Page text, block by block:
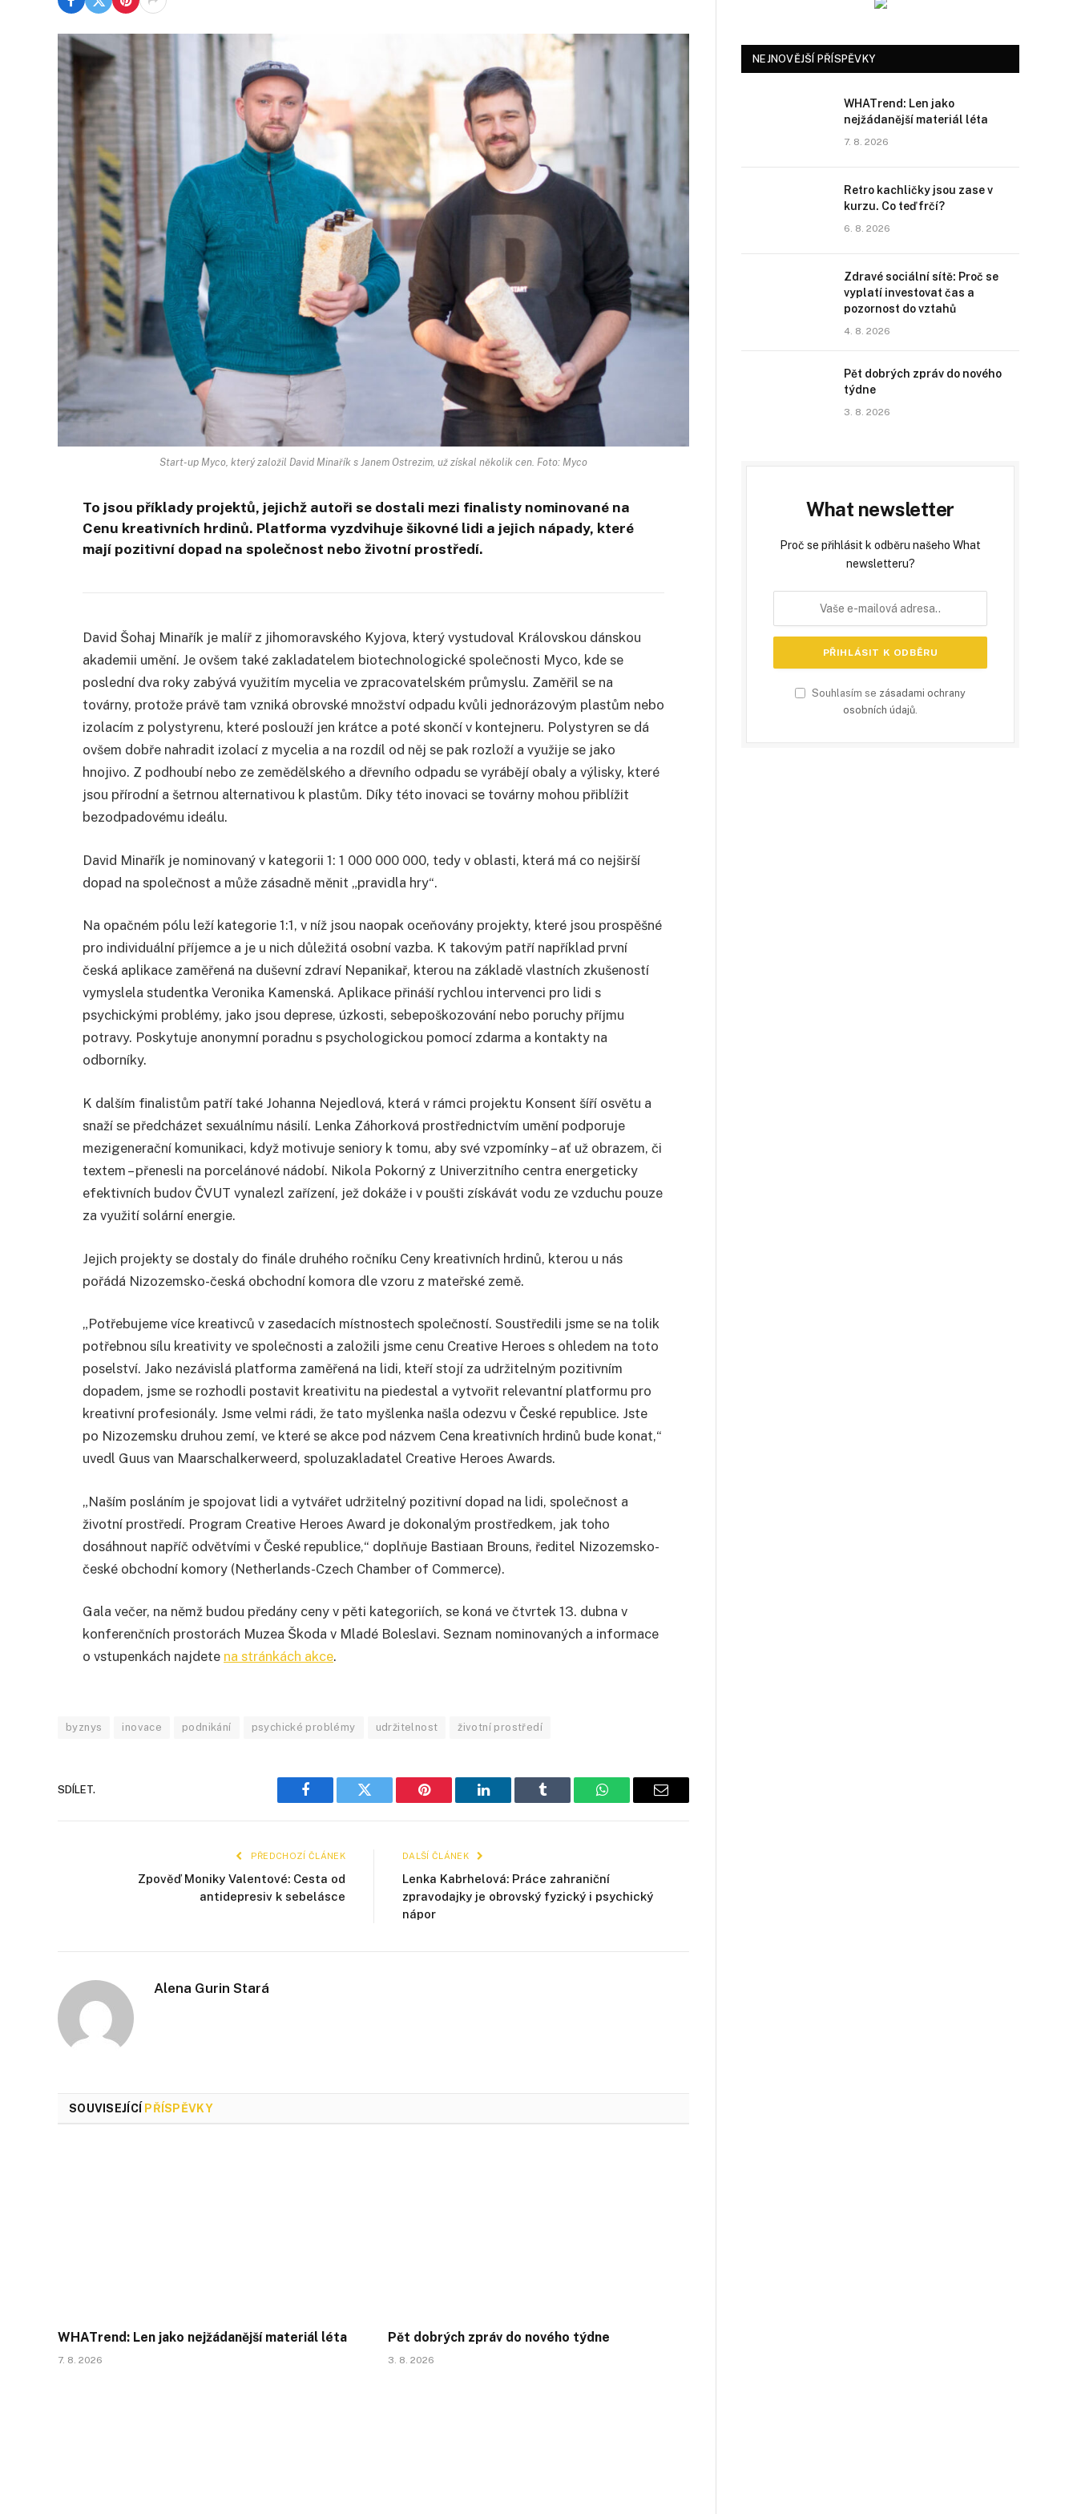
Start-up Myco, který založil David Minařík s Janem Ostrezim, už získal několik cen. Foto: Myco
To jsou příklady projektů, jejichž autoři se dostali mezi finalisty nominované na
Cenu kreativních hrdinů. Platforma vyzdvihuje šikovné lidi a jejich nápady, které
mají pozitivní dopad na společnost nebo životní prostředí.
David Šohaj Minařík je malíř z jihomoravského Kyjova, který vystudoval Královskou dánskou
akademii umění. Je ovšem také zakladatelem biotechnologické společnosti Myco, kde se
poslední dva roky zabývá využitím mycelia ve zpracovatelském průmyslu. Zaměřil se na
továrny, protože právě tam vzniká obrovské množství odpadu kvůli jednorázovým plastům nebo
izolacím z polystyrenu, které poslouží jen krátce a poté skončí v kontejneru. Polystyren se dá
ovšem dobře nahradit izolací z mycelia a na rozdíl od něj se pak rozloží a využije se jako
hnojivo. Z podhoubí nebo ze zemědělského a dřevního odpadu se vyrábějí obaly a výlisky, které
jsou přírodní a šetrnou alternativou k plastům. Díky této inovaci se továrny mohou přiblížit
bezodpadovému ideálu.
David Minařík je nominovaný v kategorii 1: 1 000 000 000, tedy v oblasti, která má co nejširší
dopad na společnost a může zásadně měnit „pravidla hry“.
Na opačném pólu leží kategorie 1:1, v níž jsou naopak oceňovány projekty, které jsou prospěšné
pro individuální příjemce a je u nich důležitá osobní vazba. K takovým patří například první
česká aplikace zaměřená na duševní zdraví Nepanikař, kterou na základě vlastních zkušeností
vymyslela studentka Veronika Kamenská. Aplikace přináší rychlou intervenci pro lidi s
psychickými problémy, jako jsou deprese, úzkosti, sebepoškozování nebo poruchy příjmu
potravy. Poskytuje anonymní poradnu s psychologickou pomocí zdarma a kontakty na
odborníky.
K dalším finalistům patří také Johanna Nejedlová, která v rámci projektu Konsent šíří osvětu a
snaží se předcházet sexuálnímu násilí. Lenka Záhorková prostřednictvím umění podporuje
mezigenerační komunikaci, když motivuje seniory k tomu, aby své vzpomínky – ať už obrazem, či
textem – přenesli na porcelánové nádobí. Nikola Pokorný z Univerzitního centra energeticky
efektivních budov ČVUT vynalezl zařízení, jež dokáže i v poušti získávát vodu ze vzduchu pouze
za využití solární energie.
Jejich projekty se dostaly do finále druhého ročníku Ceny kreativních hrdinů, kterou u nás
pořádá Nizozemsko-česká obchodní komora dle vzoru z mateřské země.
„Potřebujeme více kreativců v zasedacích místnostech společností. Soustředili jsme se na tolik
potřebnou sílu kreativity ve společnosti a založili jsme cenu Creative Heroes s ohledem na toto
poselství. Jako nezávislá platforma zaměřená na lidi, kteří stojí za udržitelným pozitivním
dopadem, jsme se rozhodli postavit kreativitu na piedestal a vytvořit relevantní platformu pro
kreativní profesionály. Jsme velmi rádi, že tato myšlenka našla odezvu v České republice. Jste
po Nizozemsku druhou zemí, ve které se akce pod názvem Cena kreativních hrdinů bude konat,“
uvedl Guus van Maarschalkerweerd, spoluzakladatel Creative Heroes Awards.
„Naším posláním je spojovat lidi a vytvářet udržitelný pozitivní dopad na lidi, společnost a
životní prostředí. Program Creative Heroes Award je dokonalým prostředkem, jak toho
dosáhnout napříč odvětvími v České republice,“ doplňuje Bastiaan Brouns, ředitel Nizozemsko-
české obchodní komory (Netherlands-Czech Chamber of Commerce).
Gala večer, na němž budou předány ceny v pěti kategoriích, se koná ve čtvrtek 13. dubna v
konferenčních prostorách Muzea Škoda v Mladé Boleslavi. Seznam nominovaných a informace
o vstupenkách najdete na stránkách akce.
byznys inovace podnikání psychické problémy udržitelnost životní prostředí
SDÍLET.
Facebook Twitter Pinterest LinkedIn Tumblr WhatsAppE-
PŘEDCHOZÍ ČLÁNEK
Zpověď Moniky Valentové: Cesta od
antidepresiv k sebelásce
DALŠÍ ČLÁNEK
Lenka Kabrhelová: Práce zahraniční
zpravodajky je obrovský fyzický i psychický
nápor
Alena Gurin Stará
SOUVISEJÍCÍ PŘÍSPĚVKY
WHATrend: Len jako nejžádanější materiál léta
7. 8. 2026
Pět dobrých zpráv do nového týdne
3. 8. 2026
NEJNOVĚJŠÍ PŘÍSPĚVKY
WHATrend: Len jako
nejžádanější materiál léta
7. 8. 2026
Retro kachličky jsou zase v
kurzu. Co teď frčí?
6. 8. 2026
Zdravé sociální sítě: Proč se
vyplatí investovat čas a
pozornost do vztahů
4. 8. 2026
Pět dobrých zpráv do nového
týdne
3. 8. 2026
What newsletter
Proč se přihlásit k odběru našeho What
newsletteru?
Souhlasím se zásadami ochrany
osobních údajů.